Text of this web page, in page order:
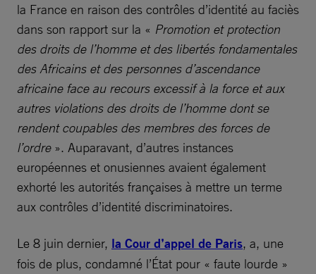
la France en raison des contrôles d’identité au faciès
dans son rapport sur la « Promotion et protection
des droits de l’homme et des libertés fondamentales
des Africains et des personnes d’ascendance
africaine face au recours excessif à la force et aux
autres violations des droits de l’homme dont se
rendent coupables des membres des forces de
l’ordre ». Auparavant, d’autres instances
européennes et onusiennes avaient également
exhorté les autorités françaises à mettre un terme
aux contrôles d’identité discriminatoires.
Le 8 juin dernier, la Cour d’appel de Paris, a, une
fois de plus, condamné l’État pour « faute lourde »